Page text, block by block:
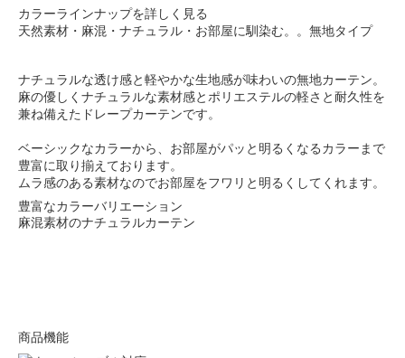
カラーラインナップを詳しく見る
天然素材・麻混・ナチュラル・お部屋に馴染む。。無地タイプ
ナチュラルな透け感と軽やかな生地感が味わいの無地カーテン。
麻の優しくナチュラルな素材感とポリエステルの軽さと耐久性を
兼ね備えたドレープカーテンです。
ベーシックなカラーから、お部屋がパッと明るくなるカラーまで
豊富に取り揃えております。
ムラ感のある素材なのでお部屋をフワリと明るくしてくれます。
豊富なカラーバリエーション
麻混素材のナチュラルカーテン
商品機能